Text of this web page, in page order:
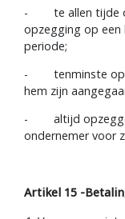
- te allen tijde
opzegging op
periode;
- tenminste
hem zijn
- altijd
ondernemer voor
Artikel 15 -